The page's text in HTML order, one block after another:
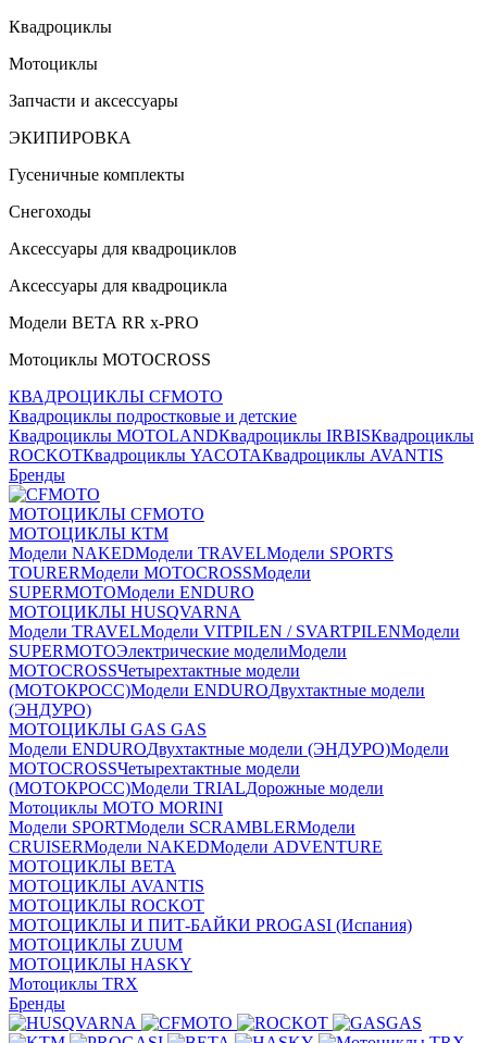
Квадроциклы
Мотоциклы
Запчасти и аксессуары
ЭКИПИРОВКА
Гусеничные комплекты
Снегоходы
Аксессуары для квадроциклов
Аксессуары для квадроцикла
Модели ВЕТА RR x-PRO
Мотоциклы MOTOCROSS
КВАДРОЦИКЛЫ CFMOTO
Квадроциклы подростковые и детские
Квадроциклы MOTOLANDКвадроциклы IRBISКвадроциклы
ROCKOTКвадроциклы YACOTAКвадроциклы AVANTIS
Бренды
МОТОЦИКЛЫ CFMOTO
МОТОЦИКЛЫ КТМ
Модели NAKEDМодели TRAVELМодели SPORTS
TOURERМодели MOTOCROSSМодели
SUPERMOTOМодели ENDURO
МОТОЦИКЛЫ HUSQVARNA
Модели TRAVELМодели VITPILEN / SVARTPILENМодели
SUPERMOTOЭлектрические моделиМодели
MOTOCROSSЧетырехтактные модели
(МОТОКРОСС)Модели ENDUROДвухтактные модели
(ЭНДУРО)
МОТОЦИКЛЫ GAS GAS
Модели ENDUROДвухтактные модели (ЭНДУРО)Модели
MOTOCROSSЧетырехтактные модели
(МОТОКРОСС)Модели TRIALДорожные модели
Мотоциклы MOTO MORINI
Модели SPORTМодели SCRAMBLERМодели
CRUISERМодели NAKEDМодели ADVENTURE
МОТОЦИКЛЫ BETA
МОТОЦИКЛЫ AVANTIS
МОТОЦИКЛЫ ROCKOT
МОТОЦИКЛЫ И ПИТ-БАЙКИ PROGASI (Испания)
МОТОЦИКЛЫ ZUUM
МОТОЦИКЛЫ HASKY
Мотоциклы TRX
Бренды